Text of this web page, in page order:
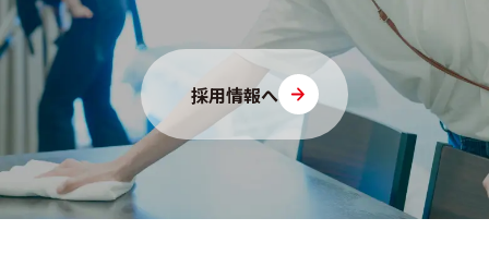
採用情報へ